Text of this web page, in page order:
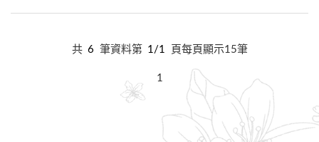
共 6 筆資料第 1/1 頁每頁顯示15筆
1